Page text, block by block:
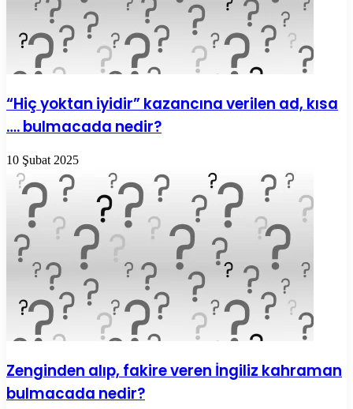
“Hiç yoktan iyidir” kazancına verilen ad, kısa
…. bulmacada nedir?
10 Şubat 2025
Zenginden alıp, fakire veren İngiliz kahraman
bulmacada nedir?